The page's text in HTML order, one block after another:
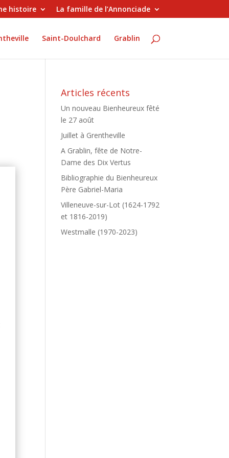
histoire La famille de l’Annonciade
Saint-Doulchard Grablin
Articles récents
Un nouveau Bienheureux fêté
le 27 août
Juillet à Grentheville
A Grablin, fête de Notre-
Dame des Dix Vertus
Bibliographie du Bienheureux
Père Gabriel-Maria
Villeneuve-sur-Lot (1624-1792
et 1816-2019)
Westmalle (1970-2023)